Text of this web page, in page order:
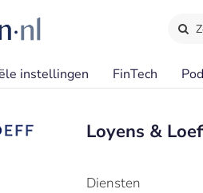
instellingen FinTech
Loyens &
Diensten